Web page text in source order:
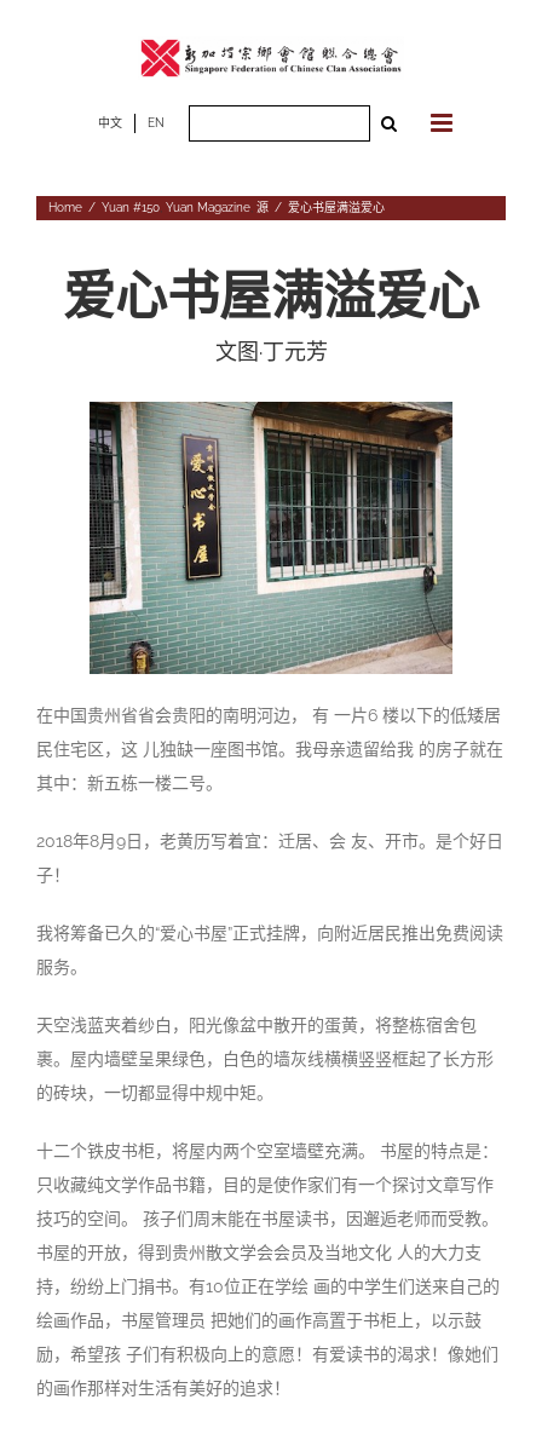
中文 EN
Home / Yuan #150, Yuan Magazine, 源 / 爱心书屋满溢爱心
爱心书屋满溢爱心
文图·丁元芳
在中国贵州省省会贵阳的南明河边， 有 一片6 楼以下的低矮居
民住宅区，这 儿独缺一座图书馆。我母亲遗留给我 的房子就在
其中：新五栋一楼二号。
2018年8月9日，老黄历写着宜：迁居、会 友、开市。是个好日
子！
我将筹备已久的“爱心书屋”正式挂牌，向附近居民推出免费阅读
服务。
天空浅蓝夹着纱白，阳光像盆中散开的蛋黄，将整栋宿舍包
裹。屋内墙壁呈果绿色，白色的墙灰线横横竖竖框起了长方形
的砖块，一切都显得中规中矩。
十二个铁皮书柜，将屋内两个空室墙壁充满。 书屋的特点是：
只收藏纯文学作品书籍，目的是使作家们有一个探讨文章写作
技巧的空间。 孩子们周末能在书屋读书，因邂逅老师而受教。
书屋的开放，得到贵州散文学会会员及当地文化 人的大力支
持，纷纷上门捐书。有10位正在学绘 画的中学生们送来自己的
绘画作品，书屋管理员 把她们的画作高置于书柜上，以示鼓
励，希望孩 子们有积极向上的意愿！有爱读书的渴求！像她们
的画作那样对生活有美好的追求！